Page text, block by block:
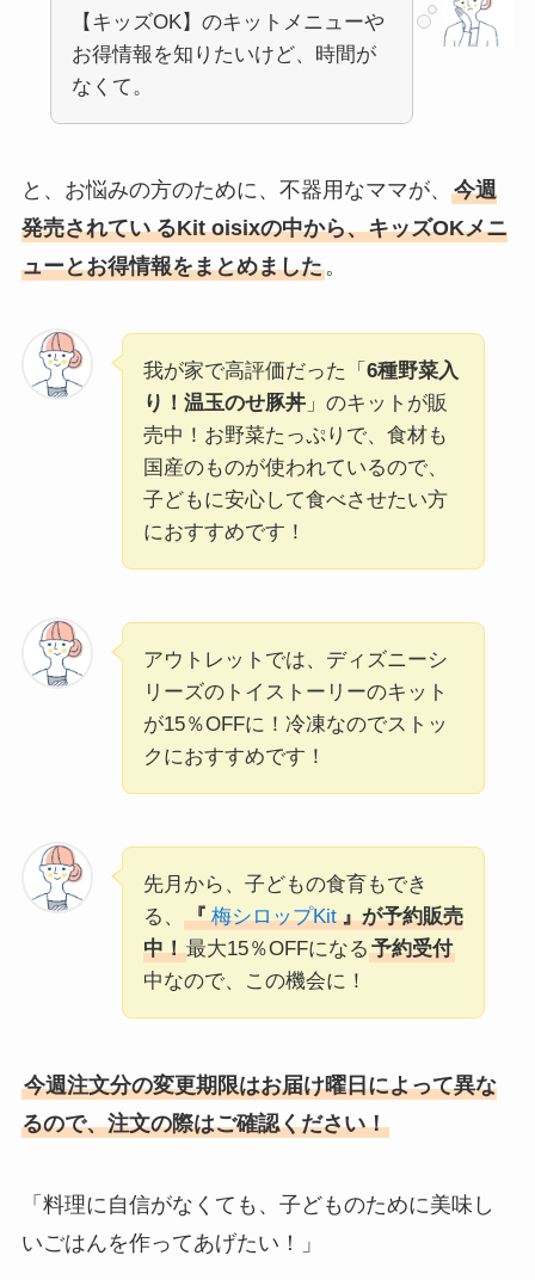
【キッズOK】のキットメニューや
お得情報を知りたいけど、時間が
なくて。
と、お悩みの方のために、不器用なママが、 今週
発売されてい るKit oisixの中から、キッズOKメニ
ューとお得情報をまとめました。
我が家で高評価だった「 6種野菜入
り！温玉のせ豚丼」のキットが販
売中！お野菜たっぷりで、食材も
国産のものが使われているので、
子どもに安心して食べさせたい方
におすすめです！
アウトレットでは、ディズニーシ
リーズのトイストーリーのキット
が15％OFFに！冷凍なのでストッ
クにおすすめです！
先月から、子どもの食育もでき
る、
『 梅シロップKit 』が予約販売
中！最大15％OFFになる 予約受付
中なので、この機会に！
今週注文分の変更期限はお届け曜日によって異な
るので、注文の際はご確認ください！
「料理に自信がなくても、子どものために美味し
いごはんを作ってあげたい！」